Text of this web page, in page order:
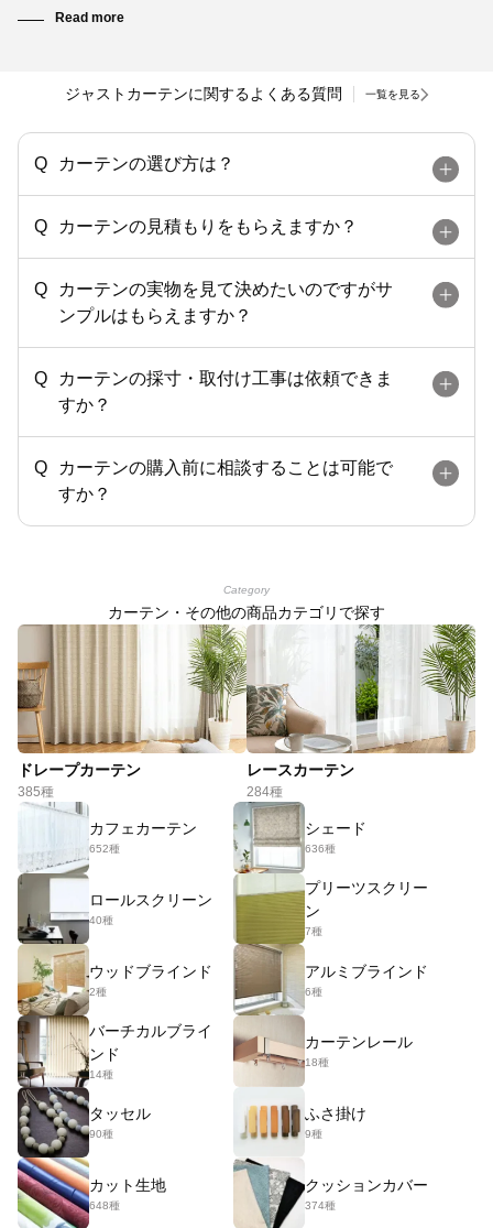
ジャストカーテンに関するよくある質問 一覧を見る
カーテンの選び方は？
カーテンの見積もりをもらえますか？
カーテンの実物を見て決めたいのですがサ
ンプルはもらえますか？
カーテンの採寸・取付け工事は依頼できま
すか？
カーテンの購入前に相談することは可能で
すか？
Category
カーテン・その他の商品カテゴリで探す
ドレープカーテン
385種
レースカーテン
284種
カフェカーテン
652種
シェード
636種
ロールスクリーン
40種
プリーツスクリー
ン
7種
ウッドブラインド
2種
アルミブラインド
6種
バーチカルブライ
ンド
14種
カーテンレール
18種
タッセル
90種
ふさ掛け
9種
カット生地
648種
クッションカバー
374種